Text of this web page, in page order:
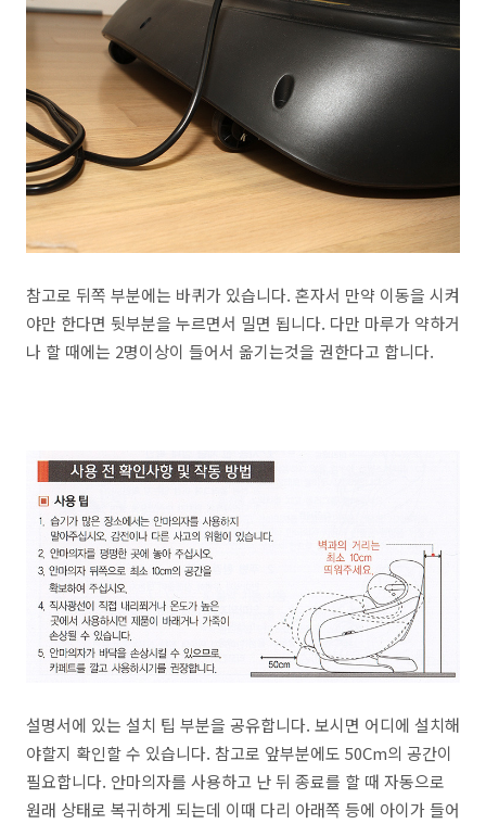
참고로 뒤쪽 부분에는 바퀴가 있습니다. 혼자서 만약 이동을 시켜
야만 한다면 뒷부분을 누르면서 밀면 됩니다. 다만 마루가 약하거
나 할 때에는 2명이상이 들어서 옮기는것을 권한다고 합니다.
설명서에 있는 설치 팁 부분을 공유합니다. 보시면 어디에 설치해
야할지 확인할 수 있습니다. 참고로 앞부분에도 50Cm의 공간이
필요합니다. 안마의자를 사용하고 난 뒤 종료를 할 때 자동으로
원래 상태로 복귀하게 되는데 이때 다리 아래쪽 등에 아이가 들어